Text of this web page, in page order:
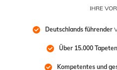
IHRE
Deutschlands führender
Über 15.000 Tapeten
Kompetentes und